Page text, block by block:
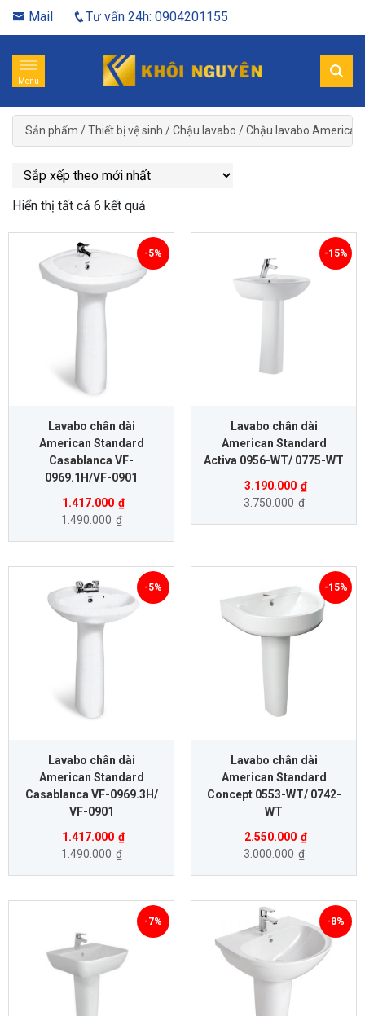
Mail Tư vấn 24h: 0904201155
Menu
Sản phẩm /Thiết bị vệ sinh /Chậu lavabo /Chậu lavabo
Hiển thị tất cả 6 kết quả
Lavabo chân dài
American Standard
Casablanca VF-
0969.1H/VF-0901
1.417.000 ₫
1.490.000 ₫
-5%
Lavabo chân dài
American Standard
Activa 0956-WT/ 0775-WT
3.190.000 ₫
3.750.000 ₫
-15%
Lavabo chân dài
American Standard
Casablanca VF-0969.3H/
VF-0901
1.417.000 ₫
1.490.000 ₫
-5%
Lavabo chân dài
American Standard
Concept 0553-WT/ 0742-
WT
2.550.000 ₫
3.000.000 ₫
-15%
-7% -8%